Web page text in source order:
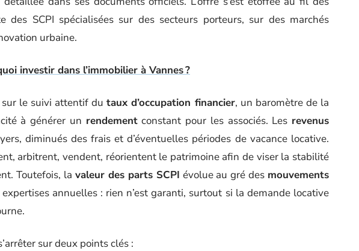
des SCPI spécialisées sur des secteurs porteurs, sur des marchés
urbaine.
investir dans l’immobilier à Vannes ?
sur le suivi attentif dutaux d’occupation financier, un baromètre de la
à générer un rendementconstant pour les associés. Les revenus
diminués des frais et d’éventuelles périodes de vacance locative.
arbitrent, vendent, réorientent le patrimoine afin de viser la stabilité
Toutefois, lavaleur des parts SCPI évolue au gré des mouvements
annuelles : rien n’est garanti, surtout si la demande locative
sur deux points clés :